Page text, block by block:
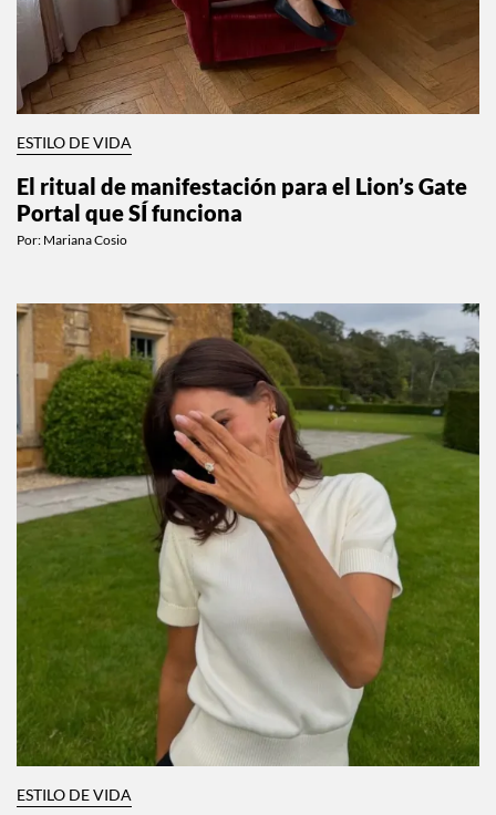
ESTILO DE VIDA
El ritual de manifestación para el Lion’s Gate
Portal que SÍ funciona
Por: Mariana Cosio
ESTILO DE VIDA